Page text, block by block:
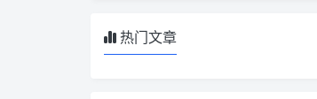
热门文章